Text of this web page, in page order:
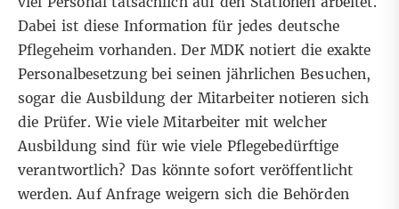
Dabei ist diese Information für jedes deutsche
Pflegeheim vorhanden. Der MDK notiert die exakte
Personalbesetzung bei seinen jährlichen Besuchen,
sogar die Ausbildung der Mitarbeiter notieren sich
die Prüfer. Wie viele Mitarbeiter mit welcher
Ausbildung sind für wie viele Pflegebedürftige
verantwortlich? Das könnte sofort veröffentlicht
werden. Auf Anfrage weigern sich die Behörden